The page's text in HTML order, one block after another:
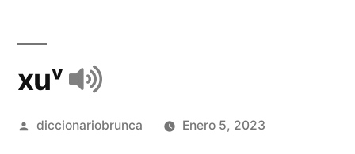
xuᵛ
diccionariobrunca Enero 5, 2023